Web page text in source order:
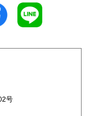
府 600円
号